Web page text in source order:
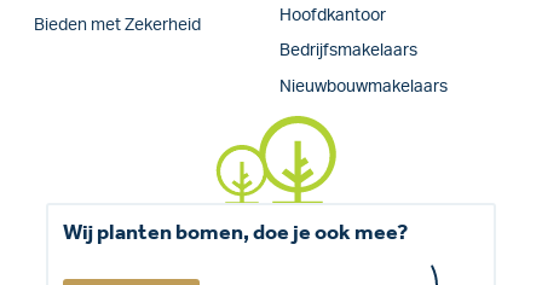
Bieden met Zekerheid
Hoofdkantoor
Bedrijfsmakelaars
Nieuwbouwmakelaars
Wij planten bomen, doe je ook mee?